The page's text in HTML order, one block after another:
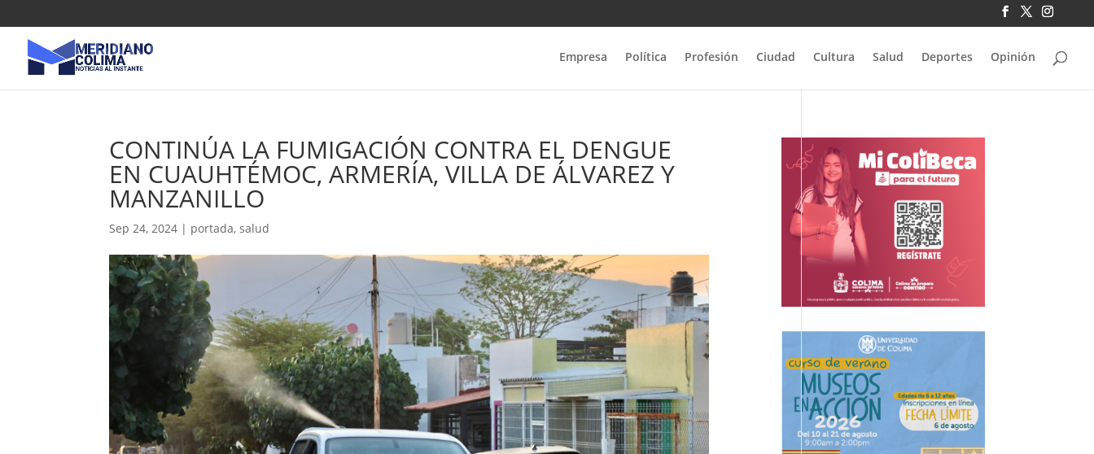
Empresa Política Profesión Ciudad Cultura Salud Deportes Opinión
CONTINÚA LA FUMIGACIÓN CONTRA EL DENGUE
EN CUAUHTÉMOC, ARMERÍA, VILLA DE ÁLVAREZ Y
MANZANILLO
Sep 24, 2024 | portada,salud